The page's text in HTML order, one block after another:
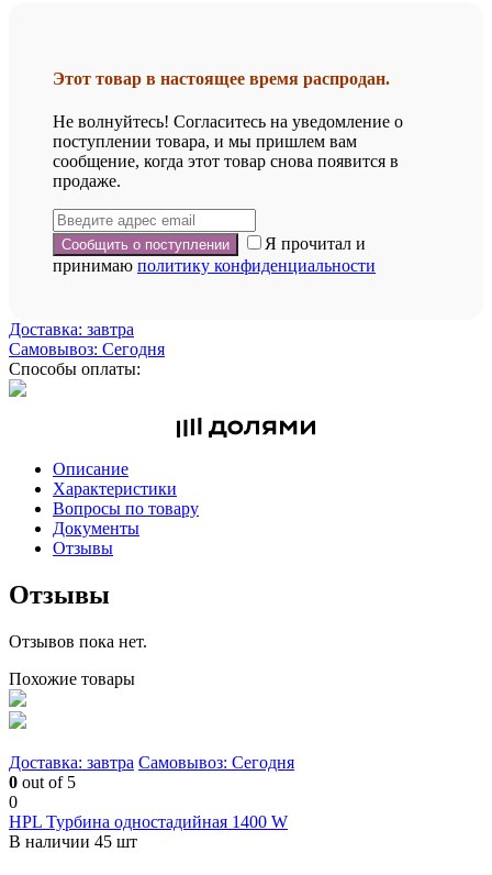
Этот товар в настоящее время распродан.
Не волнуйтесь! Согласитесь на уведомление о
поступлении товара, и мы пришлем вам
сообщение, когда этот товар снова появится в
продаже.
Я прочитал и
принимаю политику конфиденциальности
Доставка: завтра
Самовывоз: Сегодня
Способы оплаты:
Описание
Характеристики
Вопросы по товару
Документы
Отзывы
Отзывы
Отзывов пока нет.
Похожие товары
Доставка: завтра Самовывоз: Сегодня
0 out of 5
0
HPL Турбина одностадийная 1400 W
В наличии 45 шт